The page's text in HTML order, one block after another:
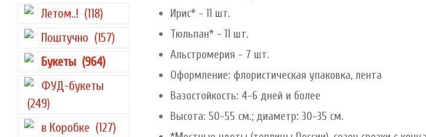
Летом..! (118)
Поштучно (157)
Букеты (964)
ФУД-букеты
(249)
в Коробке (127)
Ирис* - 11 шт.
Тюльпан* - 11 шт.
Альстромерия - 7 шт.
Оформление: флористическая упаковка, лента
Вазостойкость: 4-6 дней и более
Высота: 50-55 см.; диаметр: 30-35 см.